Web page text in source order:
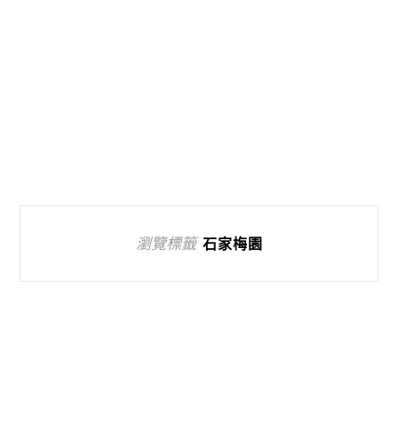
瀏覽標籤 石家梅園